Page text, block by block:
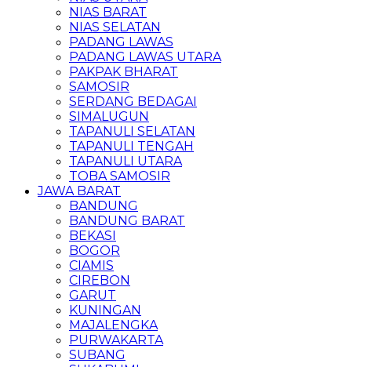
NIAS BARAT
NIAS SELATAN
PADANG LAWAS
PADANG LAWAS UTARA
PAKPAK BHARAT
SAMOSIR
SERDANG BEDAGAI
SIMALUGUN
TAPANULI SELATAN
TAPANULI TENGAH
TAPANULI UTARA
TOBA SAMOSIR
JAWA BARAT
BANDUNG
BANDUNG BARAT
BEKASI
BOGOR
CIAMIS
CIREBON
GARUT
KUNINGAN
MAJALENGKA
PURWAKARTA
SUBANG